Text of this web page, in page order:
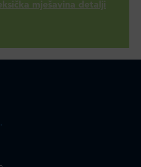
mješavina detalji